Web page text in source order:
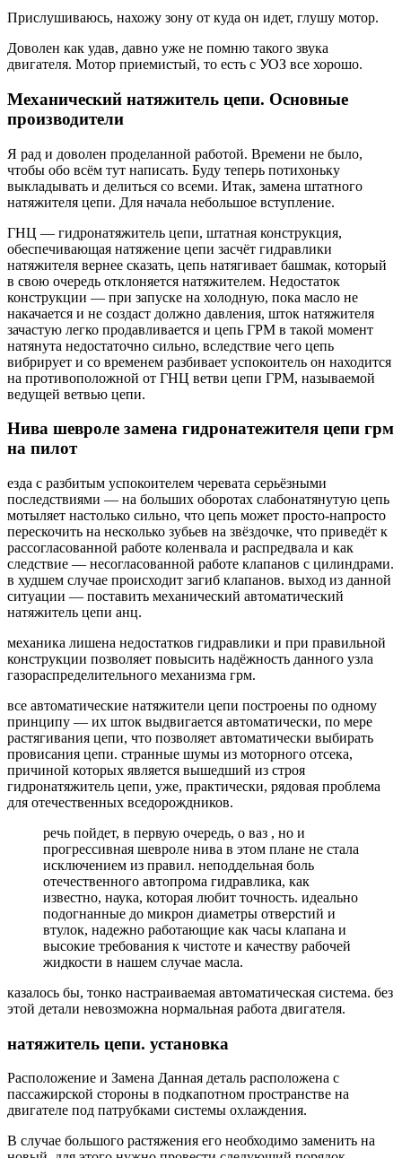
Прислушиваюсь, нахожу зону от куда он идет, глушу мотор.
Доволен как удав, давно уже не помню такого звука
двигателя. Мотор приемистый, то есть с УОЗ все хорошо.
Механический натяжитель цепи. Основные
производители
Я рад и доволен проделанной работой. Времени не было,
чтобы обо всём тут написать. Буду теперь потихоньку
выкладывать и делиться со всеми. Итак, замена штатного
натяжителя цепи. Для начала небольшое вступление.
ГНЦ — гидронатяжитель цепи, штатная конструкция,
обеспечивающая натяжение цепи засчёт гидравлики
натяжителя вернее сказать, цепь натягивает башмак, который
в свою очередь отклоняется натяжителем. Недостаток
конструкции — при запуске на холодную, пока масло не
накачается и не создаст должно давления, шток натяжителя
зачастую легко продавливается и цепь ГРМ в такой момент
натянута недостаточно сильно, вследствие чего цепь
вибрирует и со временем разбивает успокоитель он находится
на противоположной от ГНЦ ветви цепи ГРМ, называемой
ведущей ветвью цепи.
Нива шевроле замена гидронатежителя цепи грм
на пилот
езда с разбитым успокоителем черевата серьёзными
последствиями — на больших оборотах слабонатянутую цепь
мотыляет настолько сильно, что цепь может просто-напросто
перескочить на несколько зубьев на звёздочке, что приведёт к
рассогласованной работе коленвала и распредвала и как
следствие — несогласованной работе клапанов с цилиндрами.
в худшем случае происходит загиб клапанов. выход из данной
ситуации — поставить механический автоматический
натяжитель цепи анц.
механика лишена недостатков гидравлики и при правильной
конструкции позволяет повысить надёжность данного узла
газораспределительного механизма грм.
все автоматические натяжители цепи построены по одному
принципу — их шток выдвигается автоматически, по мере
растягивания цепи, что позволяет автоматически выбирать
провисания цепи. странные шумы из моторного отсека,
причиной которых является вышедший из строя
гидронатяжитель цепи, уже, практически, рядовая проблема
для отечественных вседорождников.
речь пойдет, в первую очередь, о ваз , но и
прогрессивная шевроле нива в этом плане не стала
исключением из правил. неподдельная боль
отечественного автопрома гидравлика, как
известно, наука, которая любит точность. идеально
подогнанные до микрон диаметры отверстий и
втулок, надежно работающие как часы клапана и
высокие требования к чистоте и качеству рабочей
жидкости в нашем случае масла.
казалось бы, тонко настраиваемая автоматическая система. без
этой детали невозможна нормальная работа двигателя.
натяжитель цепи. установка
Расположение и Замена Данная деталь расположена с
пассажирской стороны в подкапотном пространстве на
двигателе под патрубками системы охлаждения.
В случае большого растяжения его необходимо заменить на